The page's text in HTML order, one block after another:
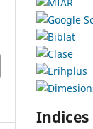
Indices